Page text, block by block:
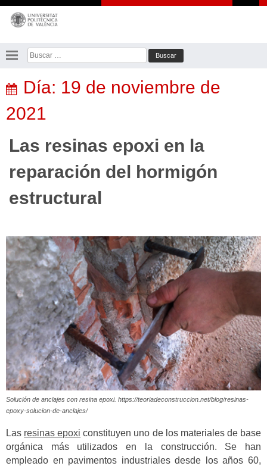
Saltar
contenido
Buscar:
Día: 19 de noviembre de
2021
Las resinas epoxi en la
reparación del hormigón
estructural
Solución de anclajes con resina epoxi. https://teoriadeconstruccion.net/blog/resinas-
epoxy-solucion-de-anclajes/
Las resinas epoxi constituyen uno de los materiales de base
orgánica más utilizados en la construcción. Se han
empleado en pavimentos industriales desde los años 60,